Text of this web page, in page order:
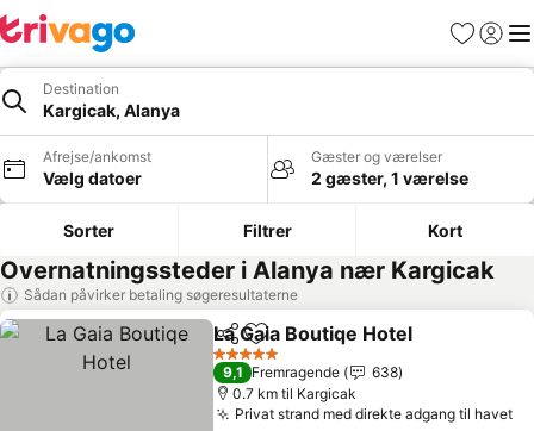
Favoritter
Log ind
Destination
Kargicak, Alanya
Afrejse/ankomst
Vælg datoer
Gæster og værelser
2 gæster, 1 værelse
Sorter Filtrer Kort
Overnatningssteder i Alanya nær Kargicak
Sådan påvirker betaling søgeresultaterne
Del Føj til favoritter
La Gaia Boutiqe Hotel
5 Stjerner
9,1 Fremragende
638
0.7 km til Kargicak
Privat strand med direkte adgang til havet